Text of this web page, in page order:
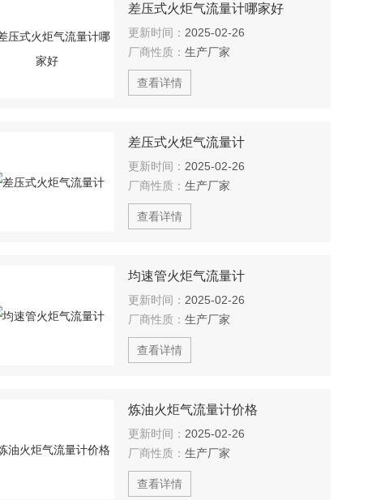
差压式火炬气流量计哪家好
更新时间： 2025-02-26
厂商性质： 生产厂家
查看详情
差压式火炬气流量计
更新时间： 2025-02-26
厂商性质： 生产厂家
查看详情
均速管火炬气流量计
更新时间： 2025-02-26
厂商性质： 生产厂家
查看详情
炼油火炬气流量计价格
更新时间： 2025-02-26
厂商性质： 生产厂家
查看详情